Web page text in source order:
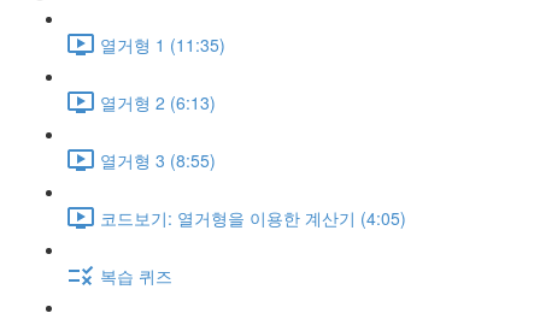
열거형 1 (11:35)
열거형 2 (6:13)
열거형 3 (8:55)
코드보기: 열거형을 이용한 계산기 (4:05)
복습 퀴즈